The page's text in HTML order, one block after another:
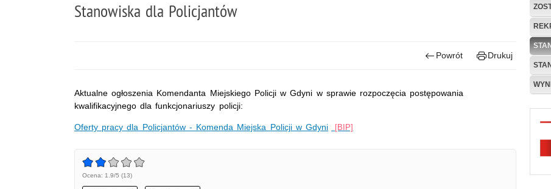
Stanowiska dla Policjantów
Powrót Drukuj
Aktualne ogłoszenia Komendanta Miejskiego Policji w Gdyni w sprawie rozpoczęcia postępowania
kwalifikacyjnego dla funkcjonariuszy policji:
Oferty pracy dla Policjantów - Komenda Miejska Policji w Gdyni
Ocena: 1.9/5 (13)